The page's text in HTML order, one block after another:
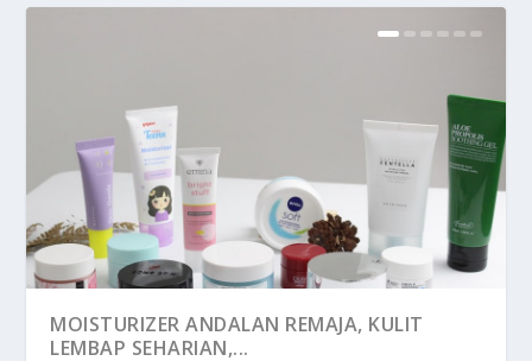
MOISTURIZER ANDALAN REMAJA, KULIT
LEMBAP SEHARIAN,...